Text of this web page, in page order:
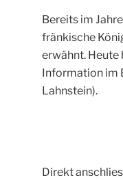
Bereits im
fränkische
erwähnt. Heute
Information im
Lahnstein).
Direkt